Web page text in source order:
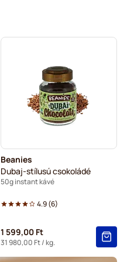
Beanies
Dubaj-stílusú csokoládé
50g instant kávé
4.9(6)
1 599,00 Ft
31 980,00 Ft/ kg.